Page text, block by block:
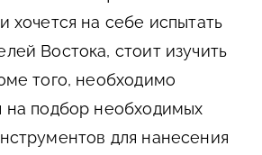
хочется на себе испытать
Востока, стоит изучить
того, необходимо
на подбор необходимых
для нанесения